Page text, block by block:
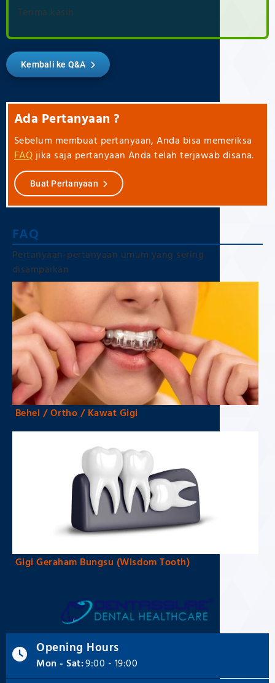
Terima kasih
Kembali ke Q&A
Ada Pertanyaan ?
Sebelum membuat pertanyaan, Anda bisa memeriksa
FAQjika saja pertanyaan Anda telah terjawab disana.
Buat Pertanyaan
FAQ
Pertanyaan-pertanyaan umum yang sering
disampaikan
Behel / Ortho / Kawat Gigi
Gigi Geraham Bungsu (Wisdom Tooth)
Opening Hours
Mon - Sat:9:00 - 19:00